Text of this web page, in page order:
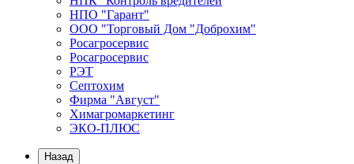
НПО "Гарант"
ООО "Торговый Дом "Доброхим"
Росагросервис
Росагросервис
РЭТ
Септохим
Фирма "Август"
Химагромаркетинг
ЭКО-ПЛЮС
Назад